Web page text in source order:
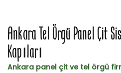
Ankara Tel Örgü Panel Çit
Kapıları
Ankara panel çit ve tel örgü